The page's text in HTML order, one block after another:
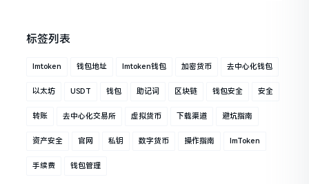
标签列表
Imtoken 钱包地址 Imtoken钱包 加密货币 去中心化钱包
以太坊 USDT 钱包 助记词 区块链 钱包安全 安全
转账 去中心化交易所 虚拟货币 下载渠道 避坑指南
资产安全 官网 私钥 数字货币 操作指南 ImToken
手续费 钱包管理